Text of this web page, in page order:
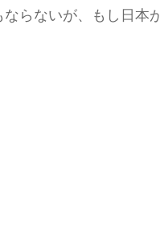
ならないが、もし日